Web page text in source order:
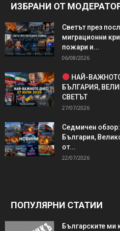
ИЗБРАНИ ОТ
Светът през
миграционни
пожари и...
06/08/2026
НАЙ-
БЪЛГАРИЯ,
СВЕТЪТ
27/07/2026
Седмичен
България,
от...
22/07/2026
ПОПУЛЯРНИ СТАТИИ
Българските ми